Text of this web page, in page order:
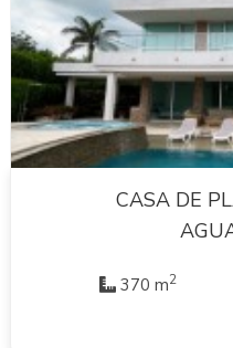
VER
CASA DE
370 m2